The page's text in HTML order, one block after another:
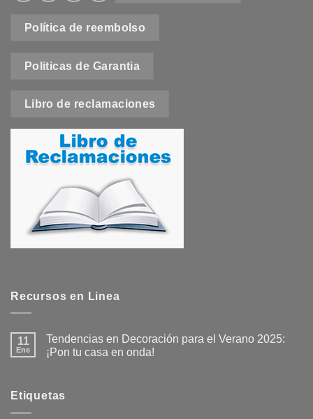
Política de reembolso
Politicas de Garantia
Libro de reclamaciones
Recursos en Linea
11
Ene
Tendencias en Decoración para el Verano 2025:
¡Pon tu casa en onda!
en
Etiquetas